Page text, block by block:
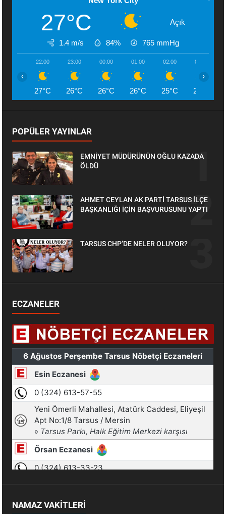
27°C Açık
1.4 m/s 84% 765 mmHg
22:00
27°C
23:00
26°C
00:00
26°C
01:00
26°C
02:00
25°C
03:00
25°C
‹ ›
POPÜLER YAYINLAR
EMNİYET MÜDÜRÜNÜN OĞLU KAZADA
ÖLDÜ
AHMET CEYLAN AK PARTİ TARSUS İLÇE
BAŞKANLIĞI İÇİN BAŞVURUSUNU YAPTI
TARSUS CHP’DE NELER OLUYOR?
ECZANELER
NAMAZ VAKİTLERİ